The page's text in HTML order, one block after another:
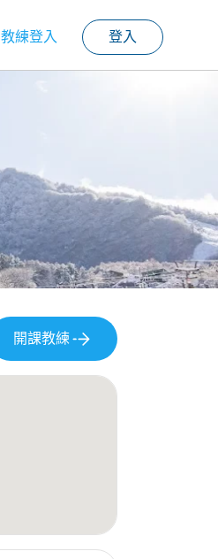
教練登入 登入
開課教練